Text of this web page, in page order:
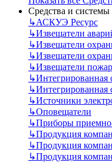
Средства и
↳АСКУЭ Ресурс
↳Извещатели
↳Извещатели
↳Извещатели
↳Извещатели
↳
↳Интегрированная
↳Источники
↳Оповещатели
↳Приборы
↳Продукция
↳Продукция
↳Продукция